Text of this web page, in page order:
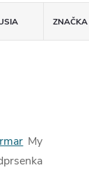
ZNAČKA
My